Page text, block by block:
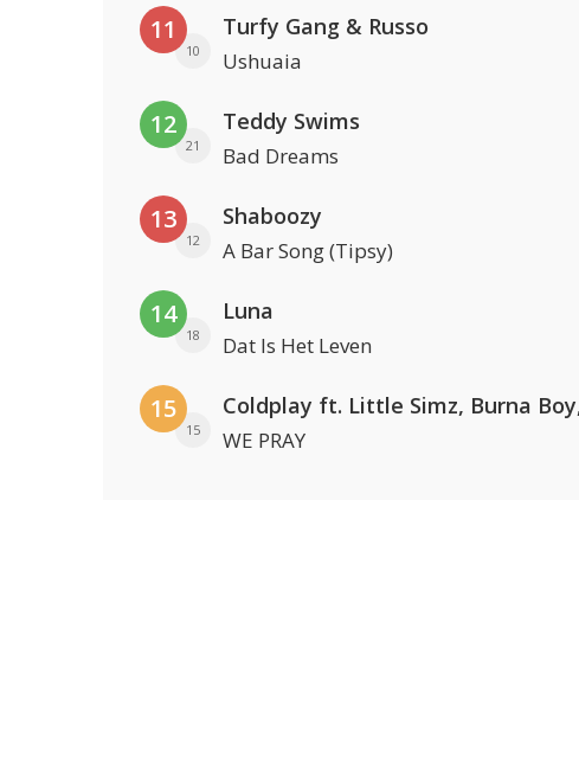
11
10
Turfy Gang & Russo
Ushuaia
12
21
Teddy Swims
Bad Dreams
13
12
Shaboozy
A Bar Song (Tipsy)
14
18
Luna
Dat Is Het Leven
15
15 WE PRAY